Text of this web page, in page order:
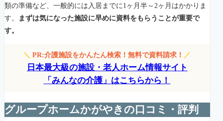
類の準備など、一般的には入居までに1ヶ月半～2ヶ月はかかりま
す。
まずは気になった施設に早めに資料をもらうことが重要で
す。
＼PR:介護施設をかんたん検索！無料で資料請求！ ／
日本最大級の施設・老人ホーム情報サイト
「みんなの介護」はこちらから！
グループホームかがやきの口コミ・評判